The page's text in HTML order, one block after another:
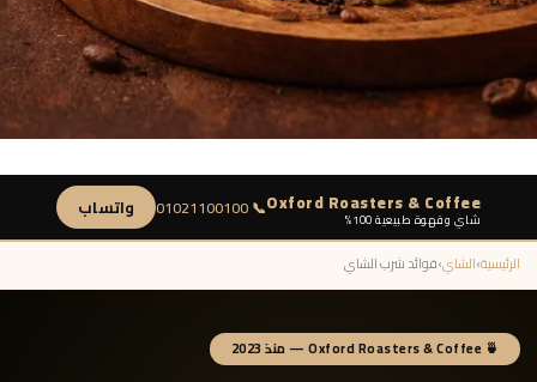
Oxford Roasters & Coffee
شاي وقهوة طبيعية 100% 📞 01021100100 واتساب
الرئيسية›الشاي›فوائد شرب الشاي
🍵 Oxford Roasters & Coffee — منذ 2023